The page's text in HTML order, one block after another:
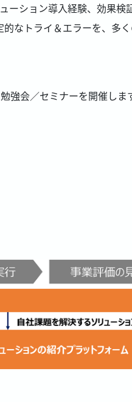
ーション導入経験、効果検
なトライ＆エラーを、多
会／セミナーを開催しま